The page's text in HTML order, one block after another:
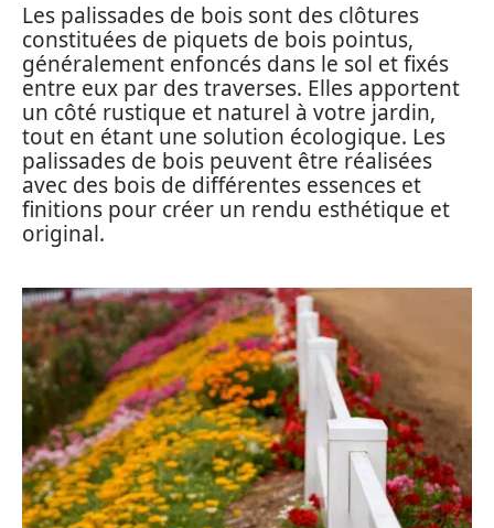
Les palissades de bois sont des clôtures
constituées de piquets de bois pointus,
généralement enfoncés dans le sol et fixés
entre eux par des traverses. Elles apportent
un côté rustique et naturel à votre jardin,
tout en étant une solution écologique. Les
palissades de bois peuvent être réalisées
avec des bois de différentes essences et
finitions pour créer un rendu esthétique et
original.